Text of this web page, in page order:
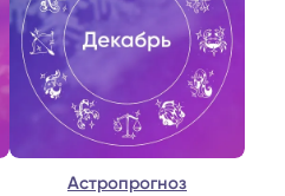
Астропрогноз